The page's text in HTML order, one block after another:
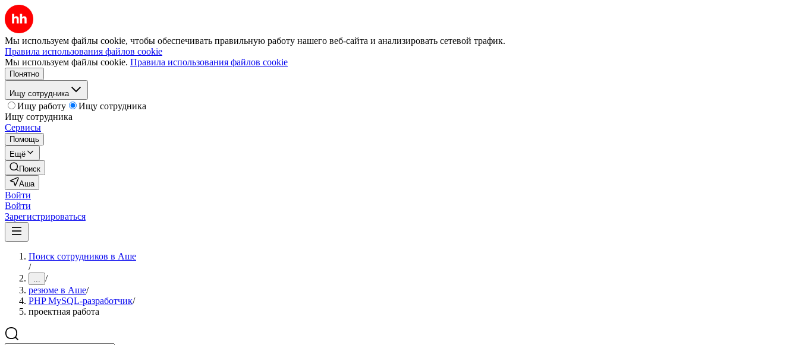
Мы используем файлы cookie, чтобы обеспечивать правильную работу нашего веб-сайта и анализировать сетевой трафик.
Правила использования файлов cookie
Мы используем файлы cookie. Правила использования файлов cookie
Понятно
Ищу сотрудника
Ищу работу
Ищу сотрудника
Ищу сотрудника
Сервисы
Помощь
Ещё
Поиск
Аша
Войти
Войти
Зарегистрироваться
Поиск сотрудников в Аше
/
... /
резюме в Аше/
PHP MySQL-разработчик/
проектная работа